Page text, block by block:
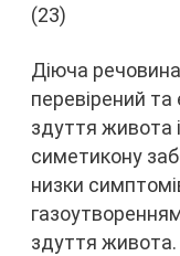
(23)
Діюча речовина
перевірений
здуття живота
симетикону
низки
здуття